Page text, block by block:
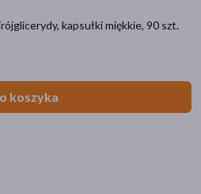
kapsułki miękkie, 90 szt.
koszyka